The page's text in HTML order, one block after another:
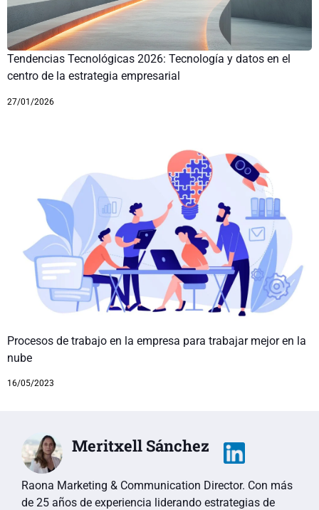
Tendencias Tecnológicas 2026: Tecnología y datos en el
centro de la estrategia empresarial
27/01/2026
Procesos de trabajo en la empresa para trabajar mejor en la
nube
16/05/2023
Meritxell Sánchez
Raona Marketing & Communication Director. Con más
de 25 años de experiencia liderando estrategias de